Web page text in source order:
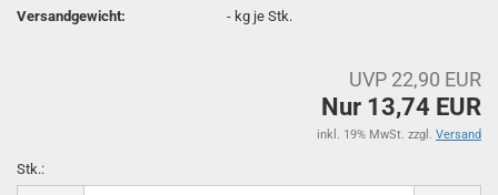
Versandgewicht:
- kg je Stk.
UVP 22,90 EUR
Nur 13,74 EUR
inkl. 19% MwSt. zzgl. Versand
Stk.: